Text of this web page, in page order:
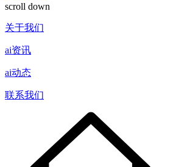
scroll down
关于我们
ai资讯
ai动态
联系我们